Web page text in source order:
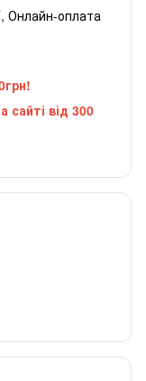
оплата
сайті від 300